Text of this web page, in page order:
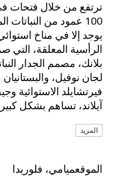
ترتفع من خلال فتحات
100 عمود من
يوجد إلا في مناخ
الرأسية المعلقة، التي
بلانك، مصمم الجدار
لجان نوفيل،
فيرتشايلد
آيلاند، تساهم بشكل
المزيد
الموقعميامي، فلوريدا